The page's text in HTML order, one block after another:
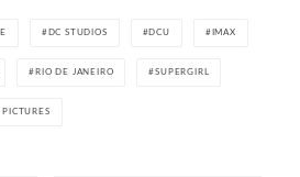
DC STUDIOS DCU IMAX
RIO DE JANEIRO SUPERGIRL